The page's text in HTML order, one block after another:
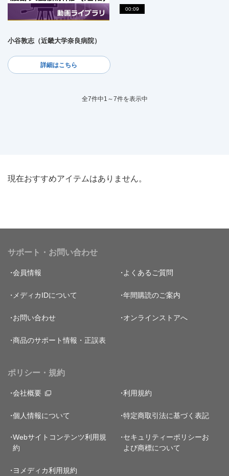
00:09
小谷敦志（近畿大学奈良病院）
詳細はこちら
全7件中1～7件を表示中
現在おすすめアイテムはありません。
サポート・お問い合わせ
会員情報 よくあるご質問
メディカIDについて 年間購読のご案内
お問い合わせ オンラインストアへ
商品のサポート情報・正誤表
ポリシー・規約
会社概要 利用規約
個人情報について 特定商取引法に基づく表記
Webサイトコンテンツ利用規
約
セキュリティーポリシーお
よび商標について
ヨメディカ利用規約